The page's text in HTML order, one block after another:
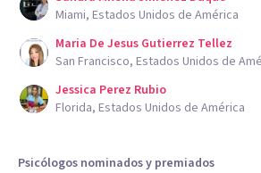
Miami, Estados Unidos de América
Maria De Jesus Gutierrez Tellez
San Francisco, Estados Unidos de
Jessica Perez Rubio
Florida, Estados Unidos de América
Psicólogos nominados y premiados